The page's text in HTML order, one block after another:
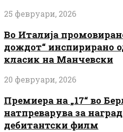
25 февруари, 2026
Во Италија
дождот“ инспирирано
класик на Манчевски
20 февруари, 2026
Премиера на „17“ во
натпреварува за
дебитантски филм